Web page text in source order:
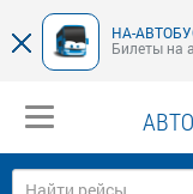
НА-
Билеты на